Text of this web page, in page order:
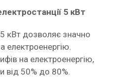
5 кВт
кВт дозволяє значно
електроенергію.
на електроенергію,
від 50% до 80%.